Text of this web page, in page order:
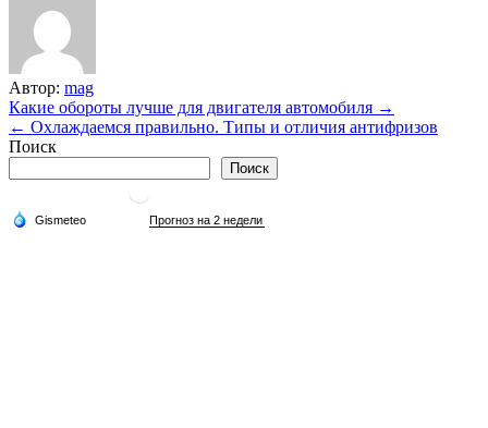
Автор: mag
Навигация
по
Какие обороты лучше для двигателя автомобиля →
← Охлаждаемся правильно. Типы и отличия антифризов
Поиск
Поиск